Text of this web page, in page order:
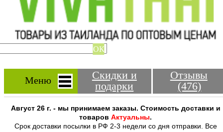
ОК
Меню
Скидки и
подарки
Отзывы
(476)
Август 26 г. - мы принимаем заказы. Стоимость доставки и
товаров Актуальны.
Срок доставки посылки в РФ 2-3 недели со дня отправки. Все